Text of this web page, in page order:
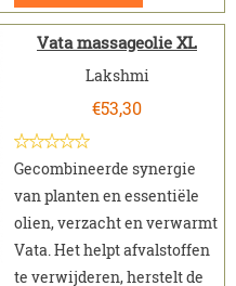
Vata massageolie XL
Lakshmi
€53,30
Gecombineerde synergie
van planten en essentiële
olien, verzacht en verwarmt
Vata. Het helpt afvalstoffen
te verwijderen, herstelt de